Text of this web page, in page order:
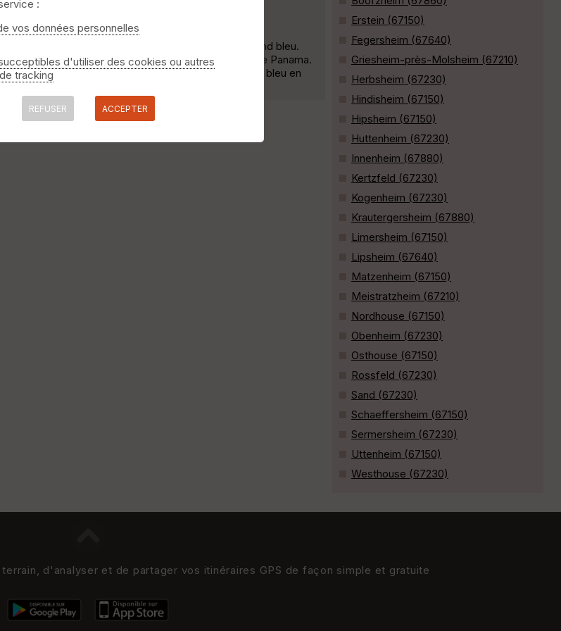
d'exploitation vers le centre de tri. Suivre le rond bleu.
la rue de Matzenheim, sortir de Sand par la rue de Panama.
l'Ill. On abandonne sur une courte distance le rond bleu en
Erstein (67150)
Fegersheim (67640)
Griesheim-près-Molsheim (67210)
Herbsheim (67230)
Hindisheim (67150)
Hipsheim (67150)
Huttenheim (67230)
Innenheim (67880)
Kertzfeld (67230)
Kogenheim (67230)
Krautergersheim (67880)
Limersheim (67150)
Lipsheim (67640)
Matzenheim (67150)
Meistratzheim (67210)
Nordhouse (67150)
Obenheim (67230)
Osthouse (67150)
Rossfeld (67230)
Sand (67230)
Schaeffersheim (67150)
Sermersheim (67230)
Uttenheim (67150)
Westhouse (67230)
d'analyser et de partager vos itinéraires GPS de façon simple et gratuite
:
vos données personnelles
d'utiliser des cookies ou autres
tracking
REFUSER ACCEPTER